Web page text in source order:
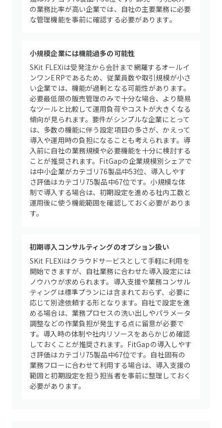
の業務比率が高い企業では、自社の主要業務に必要
な管理機能を事前に確認する必要があります。
小規模企業には機能過多の可能性
SKit FLEXiは受発注から会計まで網羅するオールイ
ンワンERPであるため、従業員数や取引規模が小さ
い企業では、機能が過剰となる可能性があります。
必要最低限の販売管理のみで十分な場合、より簡易
なツールと比較して運用負荷やコストが大きくなる
傾向が見られます。要件がシンプルな企業にとって
は、多数の機能に伴う設定項目の多さが、かえって
導入や運用時の負担になることも考えられます。導
入前に自社の業務規模や必要機能を十分に検討する
ことが推奨されます。FitGapの企業規模別シェアで
は中小企業がカテゴリ76製品中53位、導入しやす
さ評価はカテゴリ75製品中67位です。小規模な体
制で導入する場合は、初期設定を進める社内工数と
運用後に使う機能範囲を確認しておく必要がありま
す。
初期導入コンサルティングのオプション扱い
SKit FLEXiはクラウドサービスとして手軽に利用を
開始できますが、自社業務に合わせた導入設定には
ノウハウが求められます。導入支援や業務コンサル
ティングは標準プランには含まれておらず、必要に
応じて別途依頼する形となります。自社で設定を進
める場合は、業務プロセスの洗い出しやパラメータ
調整などの作業負担が発生する点に留意が必要で
す。導入時の体制や社内リソースをあらかじめ確認
しておくことが推奨されます。FitGapの導入しやす
さ評価はカテゴリ75製品中67位です。自社固有の
業務フローに合わせて利用する場合は、導入支援の
範囲と初期設定を担う担当者を事前に整理しておく
必要があります。